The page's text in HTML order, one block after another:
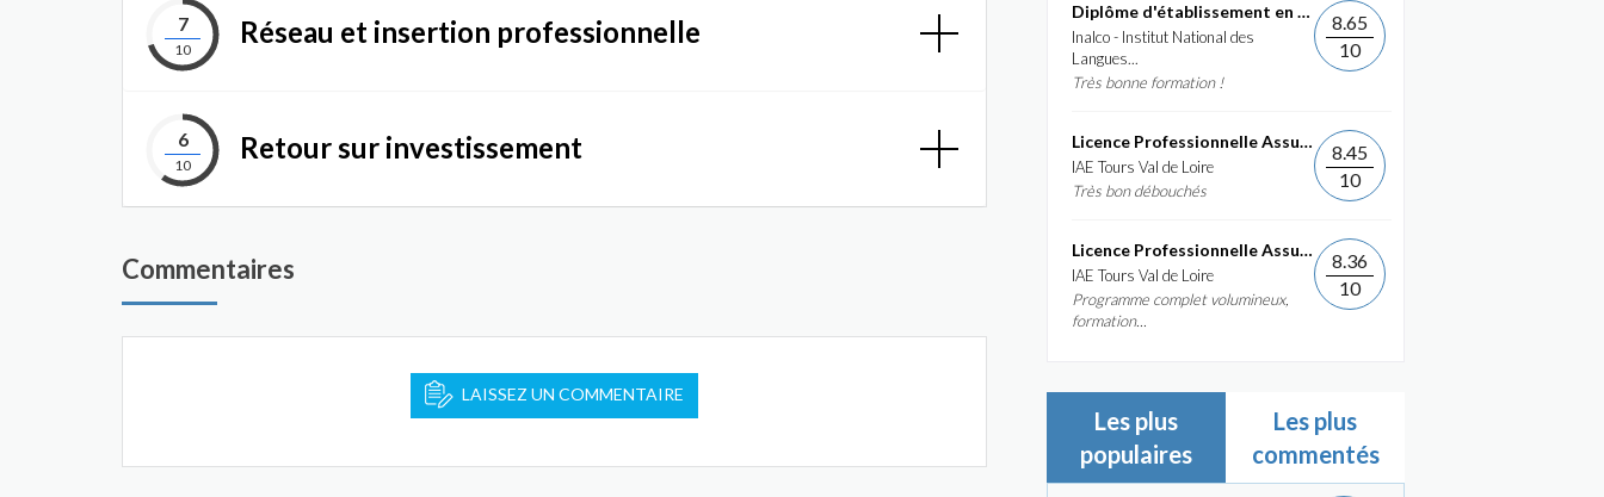
7
10
Réseau et insertion professionnelle
6
10
Retour sur investissement
Commentaires
LAISSEZ UN COMMENTAIRE
Diplôme d'établissement en Commerce International et...
Inalco - Institut National des
Langues...
Très bonne formation !
8.65
10
Licence Professionnelle Assurance, banque, finance :...
IAE Tours Val de Loire
Très bon débouchés
8.45
10
Licence Professionnelle Assurance, banque, finance :...
IAE Tours Val de Loire
Programme complet volumineux,
formation...
8.36
10
Les plus
populaires
Les plus
commentés